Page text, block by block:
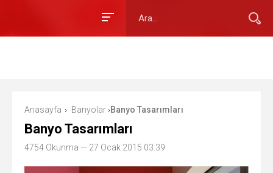
Anasayfa › Banyolar › Banyo Tasarımları
Banyo Tasarımları
4754 Okunma — 27 Ocak 2015 03:39